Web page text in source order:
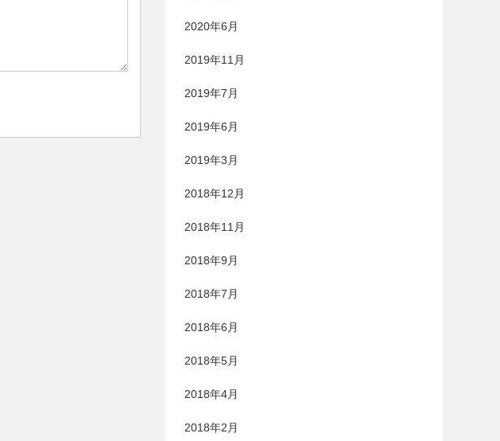
2020年6月
2019年11月
2019年7月
2019年6月
2019年3月
2018年12月
2018年11月
2018年9月
2018年7月
2018年6月
2018年5月
2018年4月
2018年2月